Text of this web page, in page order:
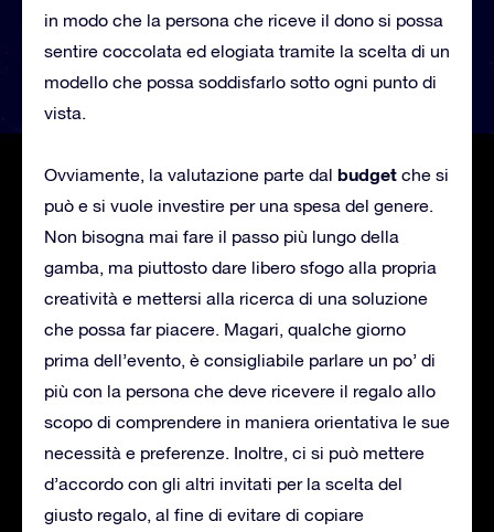
in modo che la persona che riceve il dono si possa
sentire coccolata ed elogiata tramite la scelta di un
modello che possa soddisfarlo sotto ogni punto di
vista.
Ovviamente, la valutazione parte dal budget che si
può e si vuole investire per una spesa del genere.
Non bisogna mai fare il passo più lungo della
gamba, ma piuttosto dare libero sfogo alla propria
creatività e mettersi alla ricerca di una soluzione
che possa far piacere. Magari, qualche giorno
prima dell’evento, è consigliabile parlare un po’ di
più con la persona che deve ricevere il regalo allo
scopo di comprendere in maniera orientativa le sue
necessità e preferenze. Inoltre, ci si può mettere
d’accordo con gli altri invitati per la scelta del
giusto regalo, al fine di evitare di copiare